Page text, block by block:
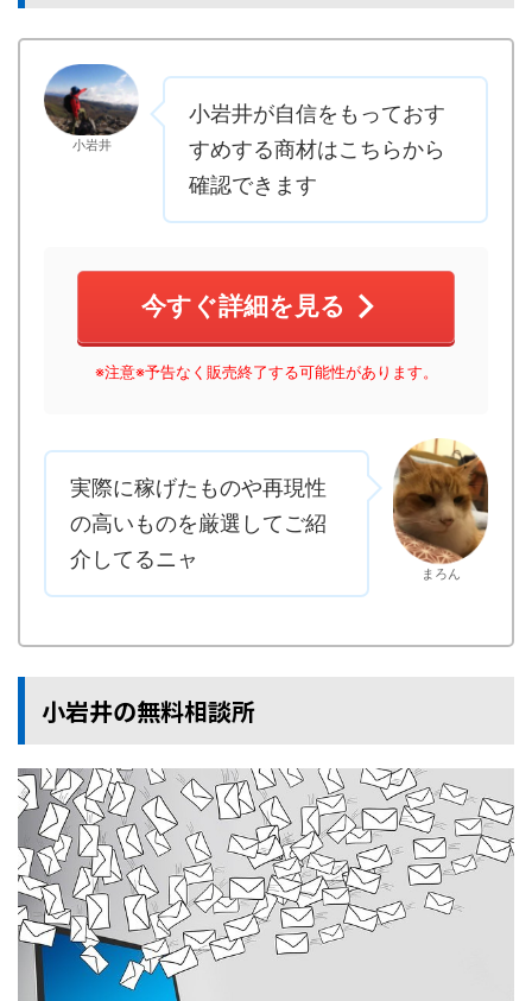
小岩井
小岩井が自信をもっておす
すめする商材はこちらから
確認できます
今すぐ詳細を見る
※注意※予告なく販売終了する可能性があります。
実際に稼げたものや再現性
の高いものを厳選してご紹
介してるニャ
まろん
小岩井の無料相談所